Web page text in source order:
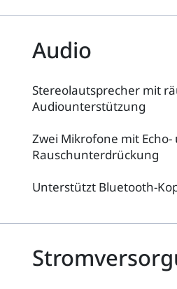
Audio
Stereolautsprecher mit
Audiounterstützung
Zwei Mikrofone mit Echo-
Rauschunterdrückung
Unterstützt Bluetooth-